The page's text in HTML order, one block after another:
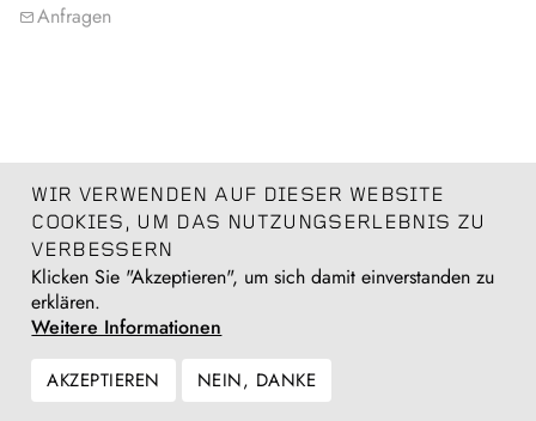
Anfragen
WIR VERWENDEN AUF DIESER WEBSITE
COOKIES, UM DAS NUTZUNGSERLEBNIS ZU
VERBESSERN
Klicken Sie "Akzeptieren", um sich damit einverstanden zu
erklären.
Weitere Informationen
AKZEPTIEREN NEIN, DANKE